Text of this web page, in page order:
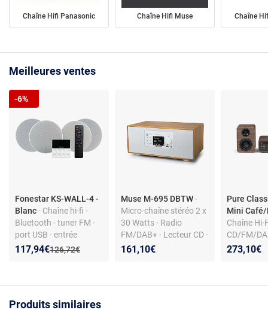
Chaîne Hifi Panasonic Chaîne Hifi Muse Chaîne
Meilleures ventes
Fonestar KS-WALL-4 -
Blanc- Chaîne hi-fi -
Bluetooth - tuner FM -
port USB - entrée
auxiliaire -Ancien prix :
126,72€
Nouveau prix :
117,94€
Réduction de :
-6%
Muse M-695 DBTW-
Micro-chaîne stéréo 2 x
30 Watts - Radio
FM/DAB+ - Lecteur CD -
Bluetooth 5.0/NFC -
161,10€
Pure
Mini
Chaîne Hi-
CD/FM/
Bluetooth
273,10€
Produits similaires